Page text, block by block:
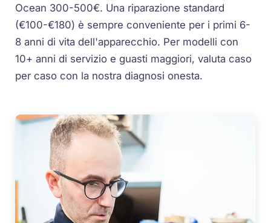
Ocean 300-500€. Una riparazione standard
(€100-€180) è sempre conveniente per i primi 6-
8 anni di vita dell'apparecchio. Per modelli con
10+ anni di servizio e guasti maggiori, valuta caso
per caso con la nostra diagnosi onesta.